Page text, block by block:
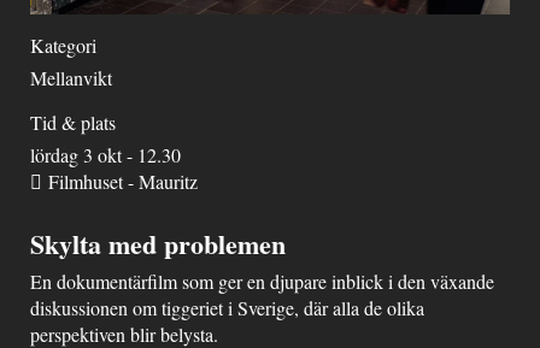
Kategori
Mellanvikt
Tid & plats
lördag 3 okt - 12.30
Filmhuset - Mauritz
Skylta med problemen
En dokumentärfilm som ger en djupare inblick i den växande
diskussionen om tiggeriet i Sverige, där alla de olika
perspektiven blir belysta.